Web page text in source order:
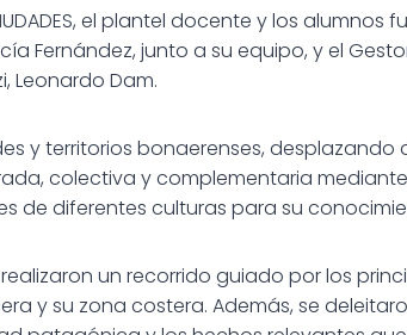
el plantel docente y los
Fernández, junto a su equipo, y el
Leonardo Dam.
y territorios bonaerenses, desplazando
colectiva y complementaria
de diferentes culturas para su
un recorrido guiado por los
y su zona costera. Además, se